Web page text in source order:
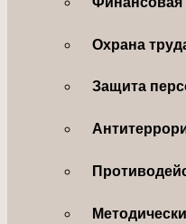
Охрана
Защита